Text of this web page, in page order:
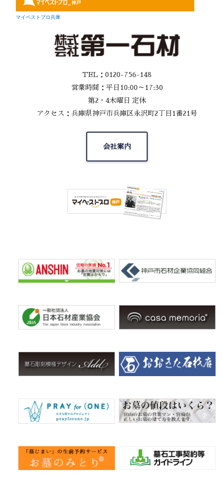
TEL：0120-756-148
営業時間：平日10:00～17:30
第2・4木曜日 定休
アクセス：兵庫県神戸市兵庫区永沢町2丁目1番21号
会社案内